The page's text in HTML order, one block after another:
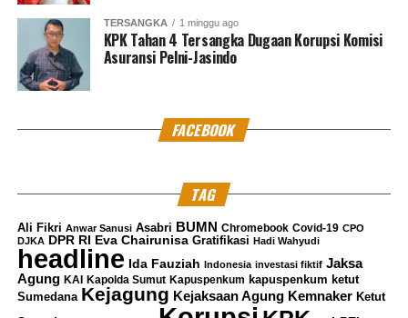
Anda jangan terpesona dengan proposal “The Trump
peace plan”, apabila dibaca tampak manis, damai,
lupa bahwa sesungguhnya Israel adlah perampok tanah
dapat hidup berdampingan dengan orang yang telah
hidup berdampingan dengan perampok, pembunuh dan
penjajah, mungkin orang tersebut gila atau putus asa.
TERSANGKA 1 minggu ago
KPK Tahan 4 Tersangka Dugaan Korupsi Komisi
Asuransi Pelni-Jasindo
FACEBOOK
TAG
Ali Fikri Anwar Sanusi Asabri BUMN Chromebook Covid-19 CPO
DJKA
DPR RI Eva Chairunisa Gratifikasi Hadi Wahyudi
headline Ida Fauziah Indonesia investasi fiktif Jaksa
Agung KAI Kapolda Sumut Kapuspenkum kapuspenkum ketut
Sumedana Kejagung Kejaksaan Agung Kemnaker Ketut